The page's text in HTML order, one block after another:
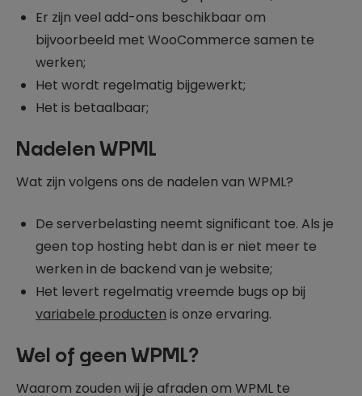
Er zijn veel add-ons beschikbaar om
bijvoorbeeld met WooCommerce samen te
werken;
Het wordt regelmatig bijgewerkt;
Het is betaalbaar;
Nadelen WPML
Wat zijn volgens ons de nadelen van WPML?
De serverbelasting neemt significant toe. Als je
geen top hosting hebt dan is er niet meer te
werken in de backend van je website;
Het levert regelmatig vreemde bugs op bij
variabele producten is onze ervaring.
Wel of geen WPML?
Waarom zouden wij je afraden om WPML te